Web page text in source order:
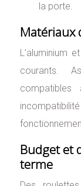
la porte.
Matériaux
L’aluminium
courants.
Budget et
terme